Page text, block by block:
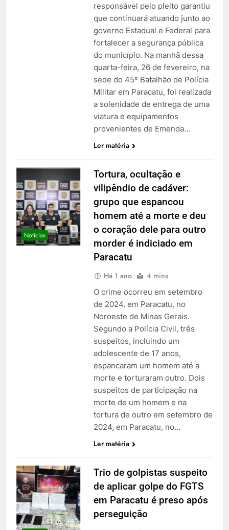
responsável pelo pleito garantiu
que continuará atuando junto ao
governo Estadual e Federal para
fortalecer a segurança pública
do município. Na manhã dessa
quarta-feira, 26 de fevereiro, na
sede do 45º Batalhão de Polícia
Militar em Paracatu, foi realizada
a solenidade de entrega de uma
viatura e equipamentos
provenientes de Emenda…
Ler matéria
Notícias
Tortura, ocultação e
vilipêndio de cadáver:
grupo que espancou
homem até a morte e deu
o coração dele para outro
morder é indiciado em
Paracatu
Há 1 ano 4 mins
O crime ocorreu em setembro
de 2024, em Paracatu, no
Noroeste de Minas Gerais.
Segundo a Polícia Civil, três
suspeitos, incluindo um
adolescente de 17 anos,
espancaram um homem até a
morte e torturaram outro. Dois
suspeitos de participação na
morte de um homem e na
tortura de outro em setembro de
2024, em Paracatu, no…
Ler matéria
Trio de golpistas suspeito
de aplicar golpe do FGTS
em Paracatu é preso após
perseguição